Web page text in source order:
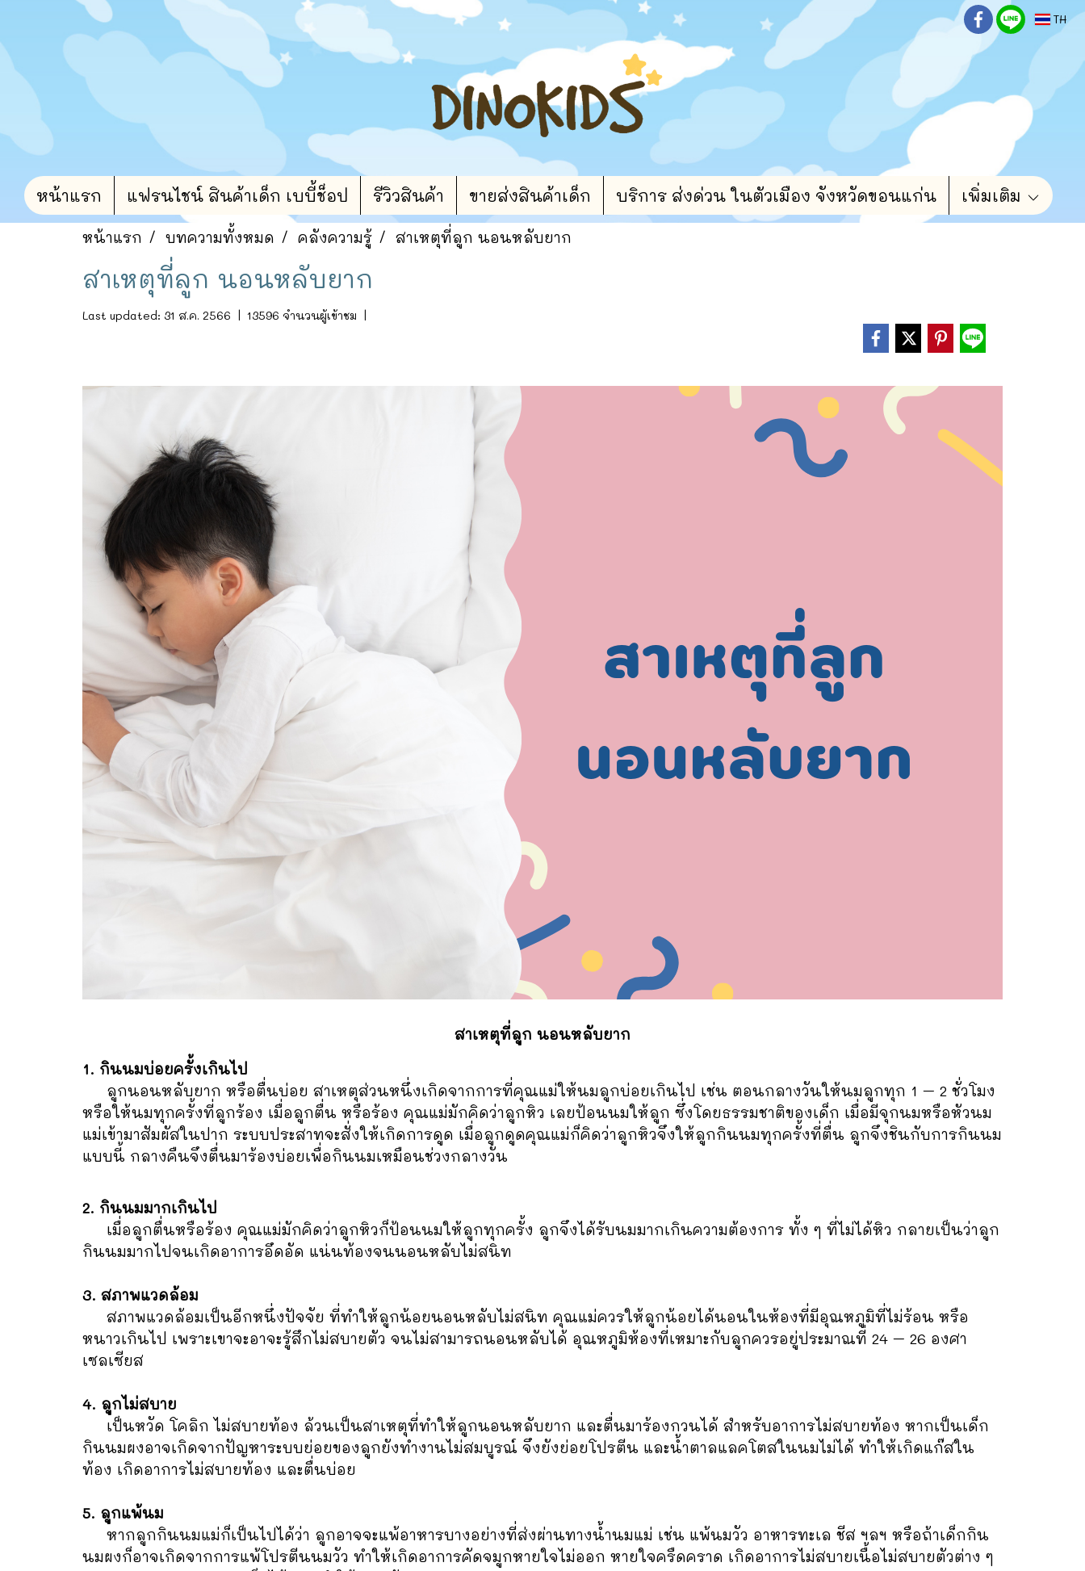
TH
หน้าแรก แฟรนไชน์ สินค้าเด็ก เบบี้ช็อป รีวิวสินค้า ขายส่งสินค้าเด็ก บริการ ส่งด่วน ในตัวเมือง จังหวัดขอนแก่น เพิ่มเติม
หน้าแรก บทความทั้งหมด คลังความรู้ สาเหตุที่ลูก นอนหลับยาก
สาเหตุที่ลูก นอนหลับยาก
Last updated: 31 ส.ค. 2566 | 13596 จำนวนผู้เข้าชม |
สาเหตุที่ลูก นอนหลับยาก
1. กินนมบ่อยครั้งเกินไป
ลูกนอนหลับยาก หรือตื่นบ่อย สาเหตุส่วนหนึ่งเกิดจากการที่คุณแม่ให้นมลูกบ่อยเกินไป เช่น ตอนกลางวันให้นมลูกทุก 1 – 2 ชั่วโมง
หรือให้นมทุกครั้งที่ลูกร้อง เมื่อลูกตื่น หรือร้อง คุณแม่มักคิดว่าลูกหิว เลยป้อนนมให้ลูก ซึ่งโดยธรรมชาติของเด็ก เมื่อมีจุกนมหรือหัวนม
แม่เข้ามาสัมผัสในปาก ระบบประสาทจะสั่งให้เกิดการดูด เมื่อลูกดูดคุณแม่ก็คิดว่าลูกหิวจึงให้ลูกกินนมทุกครั้งที่ตื่น ลูกจึงชินกับการกินนม
แบบนี้ กลางคืนจึงตื่นมาร้องบ่อยเพื่อกินนมเหมือนช่วงกลางวัน
2. กินนมมากเกินไป
เมื่อลูกตื่นหรือร้อง คุณแม่มักคิดว่าลูกหิวก็ป้อนนมให้ลูกทุกครั้ง ลูกจึงได้รับนมมากเกินความต้องการ ทั้ง ๆ ที่ไม่ได้หิว กลายเป็นว่าลูก
กินนมมากไปจนเกิดอาการอึดอัด แน่นท้องจนนอนหลับไม่สนิท
3. สภาพแวดล้อม
สภาพแวดล้อมเป็นอีกหนึ่งปัจจัย ที่ทำให้ลูกน้อยนอนหลับไม่สนิท คุณแม่ควรให้ลูกน้อยได้นอนในห้องที่มีอุณหภูมิที่ไม่ร้อน หรือ
หนาวเกินไป เพราะเขาจะอาจะรู้สึกไม่สบายตัว จนไม่สามารถนอนหลับได้ อุณหภูมิห้องที่เหมาะกับลูกควรอยู่ประมาณที่ 24 – 26 องศา
เซลเซียส
4. ลูกไม่สบาย
เป็นหวัด โคลิก ไม่สบายท้อง ล้วนเป็นสาเหตุที่ทำให้ลูกนอนหลับยาก และตื่นมาร้องกวนได้ สำหรับอาการไม่สบายท้อง หากเป็นเด็ก
กินนมผงอาจเกิดจากปัญหาระบบย่อยของลูกยังทำงานไม่สมบูรณ์ จึงยังย่อยโปรตีน และน้ำตาลแลคโตสในนมไม่ได้ ทำให้เกิดแก๊สใน
ท้อง เกิดอาการไม่สบายท้อง และตื่นบ่อย
5. ลูกแพ้นม
หากลูกกินนมแม่ก็เป็นไปได้ว่า ลูกอาจจะแพ้อาหารบางอย่างที่ส่งผ่านทางน้ำนมแม่ เช่น แพ้นมวัว อาหารทะเล ชีส ฯลฯ หรือถ้าเด็กกิน
นมผงก็อาจเกิดจากการแพ้โปรตีนนมวัว ทำให้เกิดอาการคัดจมูกหายใจไม่ออก หายใจครืดคราด เกิดอาการไม่สบายเนื้อไม่สบายตัวต่าง ๆ